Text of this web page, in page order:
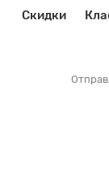
Скидки